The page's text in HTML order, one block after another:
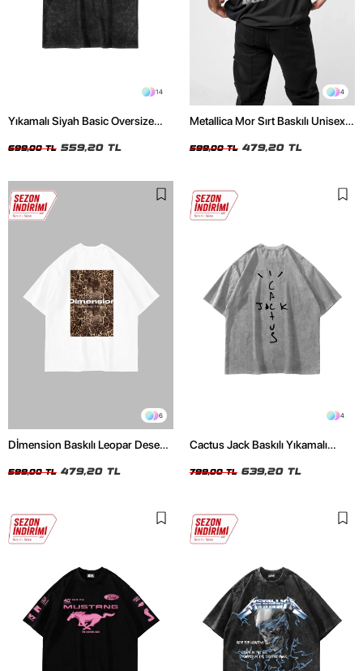
14
Yıkamalı Siyah Basic Oversize
699,00 TL 559,20 TL
4
Metallica Mor Sırt Baskılı Unisex
599,00 TL 479,20 TL
6
Dİmension Baskılı Leopar Desenli
Tshirt
599,00 TL 479,20 TL
4
Cactus Jack Baskılı Yıkamalı
799,00 TL 639,20 TL